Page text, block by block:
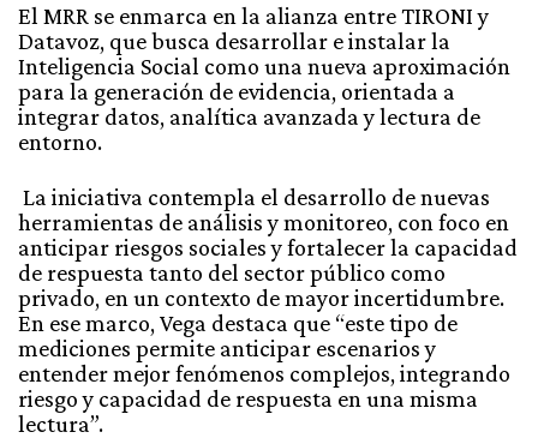
El MRR se enmarca en la alianza entre TIRONI y
Datavoz, que busca desarrollar e instalar la
Inteligencia Social como una nueva aproximación
para la generación de evidencia, orientada a
integrar datos, analítica avanzada y lectura de
entorno.
La iniciativa contempla el desarrollo de nuevas
herramientas de análisis y monitoreo, con foco en
anticipar riesgos sociales y fortalecer la capacidad
de respuesta tanto del sector público como
privado, en un contexto de mayor incertidumbre.
En ese marco, Vega destaca que “este tipo de
mediciones permite anticipar escenarios y
entender mejor fenómenos complejos, integrando
riesgo y capacidad de respuesta en una misma
lectura”.